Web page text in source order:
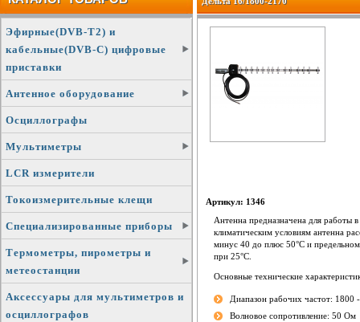
Эфирные(DVB-T2) и
кабельные(DVB-C) цифровые
приставки
Антенное оборудование
Осциллографы
Мультиметры
LCR измерители
Токоизмерительные клещи
Специализированные приборы
Термометры, пирометры и
метеостанции
Аксессуары для мультиметров и
осциллографов
Артикул: 1346
Антенна предназначена для работы
климатическим условиям антенна
минус 40 до плюс 50°С и
при 25°С.
Основные технические
Диапазон рабочих частот:
Волновое сопротивление: 50 Ом